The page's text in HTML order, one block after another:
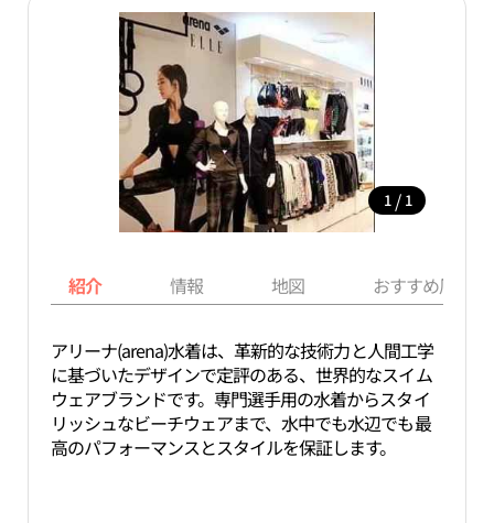
1 / 1
紹介 情報 地図 おすすめ周辺
アリーナ(arena)水着は、革新的な技術力と人間工学
に基づいたデザインで定評のある、世界的なスイム
ウェアブランドです。専門選手用の水着からスタイ
リッシュなビーチウェアまで、水中でも水辺でも最
高のパフォーマンスとスタイルを保証します。